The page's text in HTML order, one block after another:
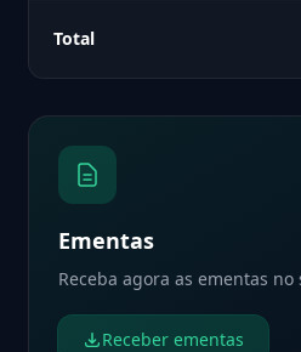
Total
Ementas
Receba agora as ementas no
Receber ementas